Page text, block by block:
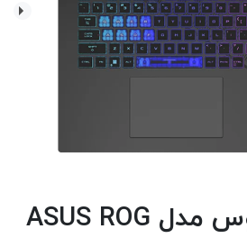
لپ تاپ ایسوس مدل ASUS ROG